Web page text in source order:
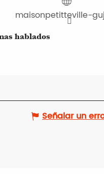
maisonpetitteville-
hablados
hablados
Señalar un